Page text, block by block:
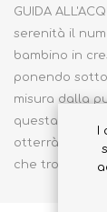
GUIDA
serenità il
bambino in
ponendo
misura dalla
questa misura
otterrà la
che troverete
I